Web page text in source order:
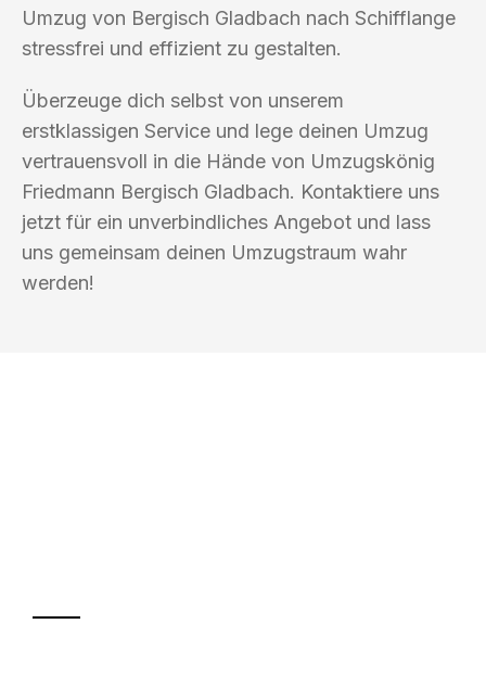
Umzug von Bergisch Gladbach nach Schifflange
stressfrei und effizient zu gestalten.
Überzeuge dich selbst von unserem
erstklassigen Service und lege deinen Umzug
vertrauensvoll in die Hände von Umzugskönig
Friedmann Bergisch Gladbach. Kontaktiere uns
jetzt für ein unverbindliches Angebot und lass
uns gemeinsam deinen Umzugstraum wahr
werden!